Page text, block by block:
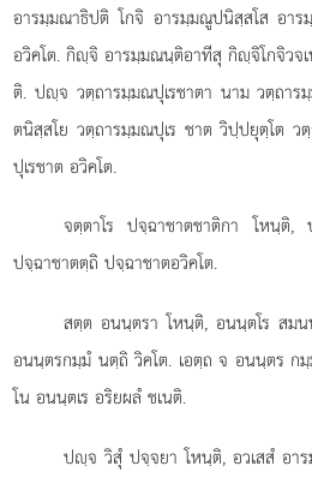
อารมฺมณาธิปติ โกจิ อารมฺมณูปนิสฺสโส อาร
อวิคโต. กิฺจิ อารมฺมณนฺติอาทีสุ กิฺจิโกจิว
ติ. ปฺจ วตฺถารมฺมณปุเรชาตา นาม วตฺถาร
ตนิสฺสโย วตฺถารมฺมณปุเร ชาต วิปฺปยุตฺโต ว
ปุเรชาต อวิคโต.
จตฺตาโร ปจฺฉาชาตชาติกา โหนฺติ,
ปจฺฉาชาตตฺถิ ปจฺฉาชาตอวิคโต.
สตฺต อนนฺตรา โหนฺติ, อนนฺตโร สม
อนนฺตรกมฺมํ นตฺถิ วิคโต. เอตฺถ จ อนนฺตร ก
โน อนนฺตเร อริยผลํ ชเนติ.
ปฺจ วิสุํ ปจฺจยา โหนฺติ, อวเสสํ อา